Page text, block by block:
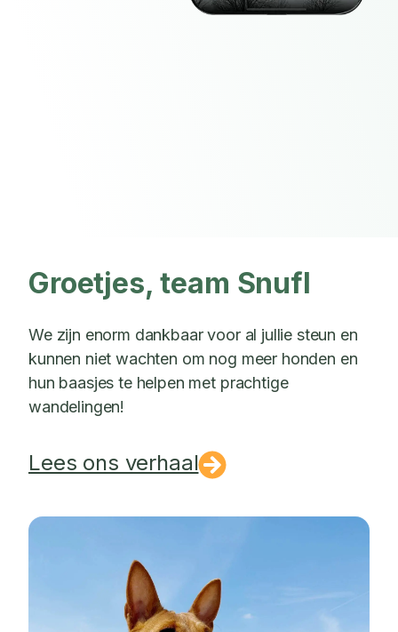
Groetjes, team Snufl
We zijn enorm dankbaar voor al jullie steun en
kunnen niet wachten om nog meer honden en
hun baasjes te helpen met prachtige
wandelingen!
Lees ons verhaal